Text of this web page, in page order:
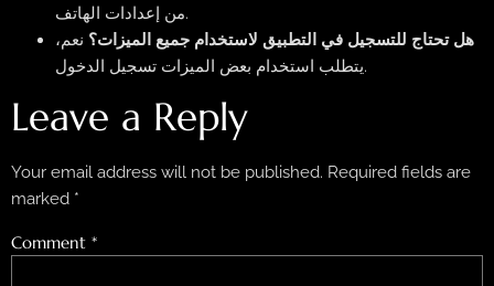
من إعدادات الهاتف.
هل تحتاج للتسجيل في التطبيق لاستخدام جميع الميزات؟ نعم،
يتطلب استخدام بعض الميزات تسجيل الدخول.
Leave a Reply
Your email address will not be published. Required fields are
marked *
Comment *